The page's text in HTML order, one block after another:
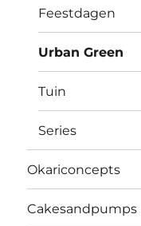
Feestdagen
Urban Green
Tuin
Series
Okariconcepts
Cakesandpumps